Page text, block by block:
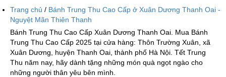
Trang chủ / Bánh Trung Thu Cao Cấp ở Xuân Dương Thanh Oai -
Nguyệt Mãn Thiên Thanh
Bánh Trung Thu Cao Cấp Xuân Dương Thanh Oai. Mua Bánh
Trung Thu Cao Cấp 2025 tại cửa hàng: Thôn Trường Xuân, xã
Xuân Dương, huyện Thanh Oai, thành phố Hà Nội. Tết Trung
Thu năm nay, hãy dành tặng những món quà ngọt ngào cho
những người thân yêu bên mình.